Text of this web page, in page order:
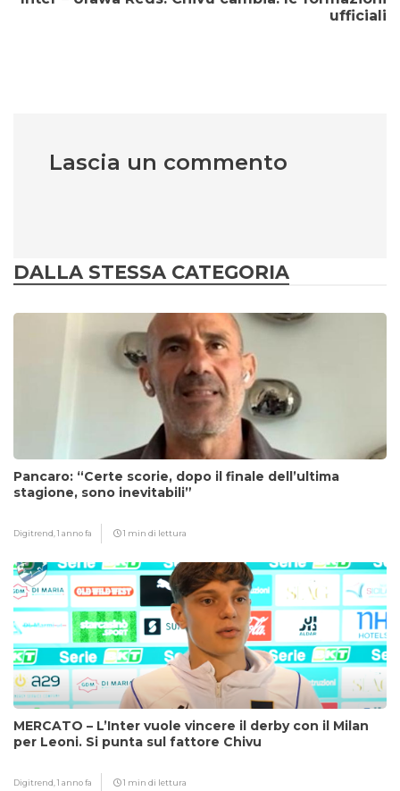
ufficiali
Lascia un commento
DALLA STESSA CATEGORIA
Pancaro: “Certe scorie, dopo il finale dell’ultima
stagione, sono inevitabili”
Digitrend,1 anno fa 1 min di lettura
MERCATO – L’Inter vuole vincere il derby con il Milan
per Leoni. Si punta sul fattore Chivu
Digitrend,1 anno fa 1 min di lettura